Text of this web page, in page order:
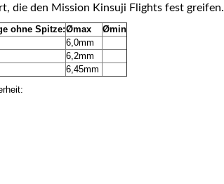
die den Mission Kinsuji Flights fest greifen.
ohne Spitze:Ømax
Ømin
6,0mm
6,2mm
6,45mm